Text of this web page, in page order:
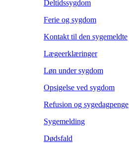
Deltidssygdom
Ferie og sygdom
Kontakt til den sygemeldte
Lægeerklæringer
Løn under sygdom
Opsigelse ved sygdom
Refusion og sygedagpenge
Sygemelding
Dødsfald